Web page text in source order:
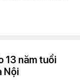
13 năm tuổi
Nội